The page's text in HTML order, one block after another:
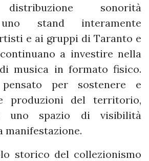
sonorità
stand interamente
e ai gruppi di Taranto e
a investire nella
musica in formato fisico.
per sostenere e
produzioni del territorio,
uno spazio di visibilità
manifestazione.
storico del collezionismo